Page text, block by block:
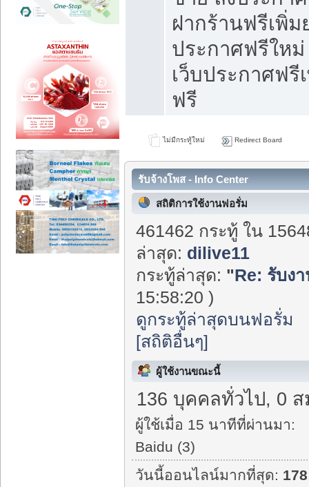
ฝากร้านฟรีเพิ่ม
ประกาศฟรีให
เว็บประกาศฟรี
ฟรี
ไม่มีกระทู้ใหม่ Redirect Board
รับจ้างโพส - Info Center
สถิติการใช้งานฟอรั่ม
461462 กระทู้ ใน
ล่าสุด: dilive11
กระทู้ล่าสุด: "Re: รับง
15:58:20 )
ดูกระทู้ล่าสุดบนฟอรั่ม
[สถิติอื่นๆ]
ผู้ใช้งานขณะนี้
136 บุคคลทั่วไป, 0
ผู้ใช้เมื่อ 15 นาทีที่ผ่านมา:
Baidu (3)
วันนี้ออนไลน์มากที่สุด: 178